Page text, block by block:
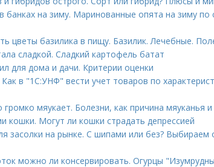
банках на зиму. Маринованные опята на зиму по
цветы базилика в пищу. Базилик. Лечебные.
сладкой. Сладкий картофель батат
для дома и дачи. Критерии оценки
в "1С:УНФ" вести учет товаров по
мяукает. Болезни, как причина мяуканья и
кошки. Могут ли кошки страдать депрессией
засолки на рынке. С шипами или без? Выбираем
можно ли консервировать. Огурцы